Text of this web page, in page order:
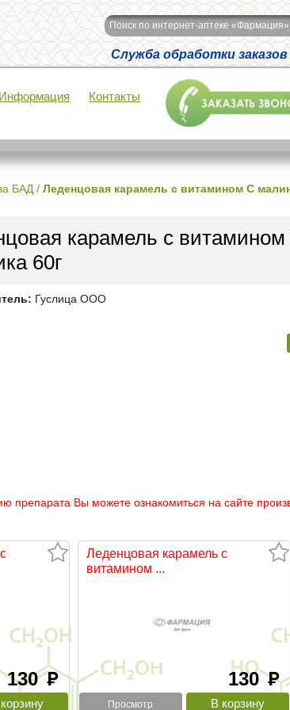
Поиск по интернет-аптеке «Фармация»
Служба обработки заказов
Информация Контакты
БАД / Леденцовая карамель с витамином С
карамель с
60г
Гуслица ООО
Вы можете ознакомиться на сайте
130руб
Леденцовая карамель с
витамином ...
130руб
Просмотр